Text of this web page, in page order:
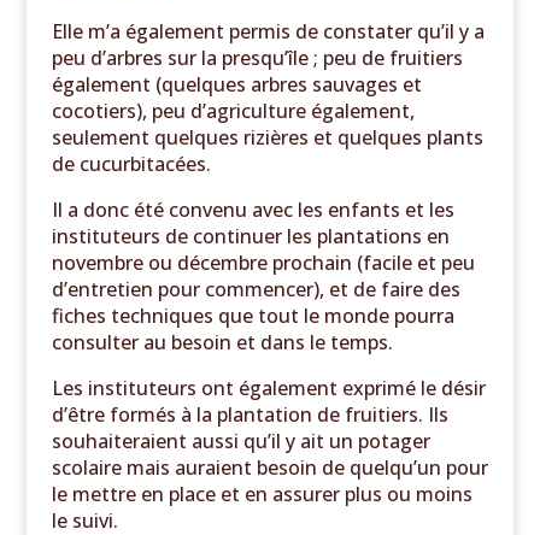
Elle m’a également permis de constater qu’il y a
peu d’arbres sur la presqu’île ; peu de fruitiers
également (quelques arbres sauvages et
cocotiers), peu d’agriculture également,
seulement quelques rizières et quelques plants
de cucurbitacées.
Il a donc été convenu avec les enfants et les
instituteurs de continuer les plantations en
novembre ou décembre prochain (facile et peu
d’entretien pour commencer), et de faire des
fiches techniques que tout le monde pourra
consulter au besoin et dans le temps.
Les instituteurs ont également exprimé le désir
d’être formés à la plantation de fruitiers. Ils
souhaiteraient aussi qu’il y ait un potager
scolaire mais auraient besoin de quelqu’un pour
le mettre en place et en assurer plus ou moins
le suivi.